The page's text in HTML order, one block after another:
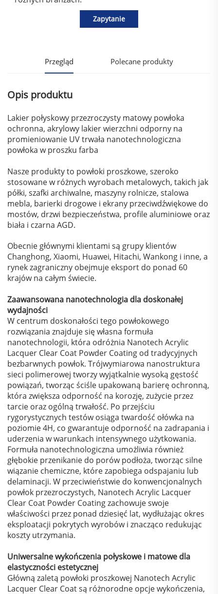
Zapytanie
Przegląd Polecane produkty
Opis produktu
Lakier połyskowy przezroczysty matowy powłoka
ochronna, akrylowy lakier wierzchni odporny na
promieniowanie UV trwała nanotechnologiczna
powłoka w proszku farba
Nasze produkty to powłoki proszkowe, szeroko
stosowane w różnych wyrobach metalowych, takich jak
półki, szafki archiwalne, maszyny rolnicze, stalowa
mebla, barierki drogowe i ekrany przeciwdźwiękowe do
mostów, drzwi bezpieczeństwa, profile aluminiowe oraz
biała i czarna AGD.
Obecnie głównymi klientami są grupy klientów
Changhong, Xiaomi, Huawei, Hitachi, Wankong i inne, a
rynek zagraniczny obejmuje eksport do ponad 60
krajów na całym świecie.
Zaawansowana nanotechnologia dla doskonałej
wydajności
W centrum doskonałości tego powłokowego
rozwiązania znajduje się własna formuła
nanotechnologii, która odróżnia Nanotech Acrylic
Lacquer Clear Coat Powder Coating od tradycyjnych
bezbarwnych powłok. Trójwymiarowa nanostruktura
sieci polimerowej tworzy wyjątkalnie wysoką gęstość
powiązań, tworząc ściśle upakowaną barierę ochronną,
która zwiększa odporność na korozję, zużycie przez
tarcie oraz ogólną trwałość. Po przejściu
rygorystycznych testów osiąga twardość ołówka na
poziomie 4H, co gwarantuje odporność na zadrapania i
uderzenia w warunkach intensywnego użytkowania.
Formuła nanotechnologiczna umożliwia również
głębokie przenikanie do porów podłoża, tworząc silne
wiązanie chemiczne, które zapobiega odspajaniu lub
delaminacji. W przeciwieństwie do konwencjonalnych
powłok przezroczystych, Nanotech Acrylic Lacquer
Clear Coat Powder Coating zachowuje swoje
właściwości przez ponad dziesięć lat, wydłużając okres
eksploatacji pokrytych wyrobów i znacząco redukując
koszty utrzymania.
Uniwersalne wykończenia połyskowe i matowe dla
elastyczności estetycznej
Główną zaletą powłoki proszkowej Nanotech Acrylic
Lacquer Clear Coat są różnorodne opcje wykończenia,